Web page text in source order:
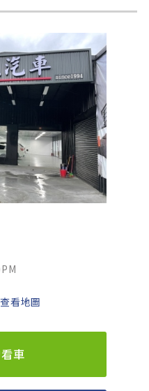
查看地圖
車